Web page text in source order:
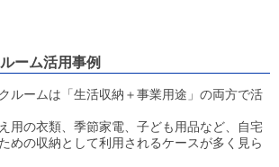
ーム活用事例
ルームは「生活収納＋事業用途」の両方で活
用の衣類、季節家電、子ども用品など、自宅
めの収納として利用されるケースが多く見ら